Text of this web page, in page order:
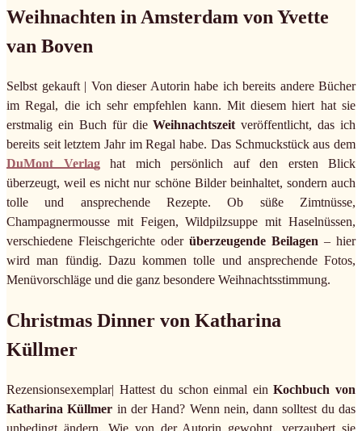
Weihnachten in Amsterdam von Yvette
van Boven
Selbst gekauft | Von dieser Autorin habe ich bereits andere Bücher
im Regal, die ich sehr empfehlen kann. Mit diesem hiert hat sie
erstmalig ein Buch für dieWeihnachtszeit veröffentlicht, das ich
bereits seit letztem Jahr im Regal habe. Das Schmuckstück aus dem
DuMont Verlaghat mich persönlich auf den ersten Blick
überzeugt, weil es nicht nur schöne Bilder beinhaltet, sondern auch
tolle und ansprechende Rezepte. Ob süße Zimtnüsse,
Champagnermousse mit Feigen, Wildpilzsuppe mit Haselnüssen,
verschiedene Fleischgerichte oder überzeugende Beilagen – hier
wird man fündig. Dazu kommen tolle und ansprechende Fotos,
Menüvorschläge und die ganz besondere Weihnachtsstimmung.
Christmas Dinner von Katharina
Küllmer
Rezensionsexemplar| Hattest du schon einmal einKochbuch von
Katharina Küllmer in der Hand? Wenn nein, dann solltest du das
unbedingt ändern. Wie von der Autorin gewohnt, verzaubert sie